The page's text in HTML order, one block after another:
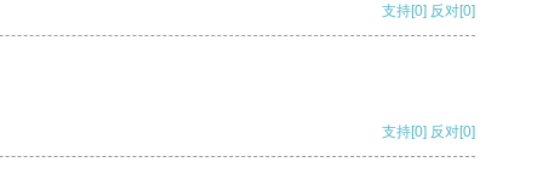
支持[0] 反对[0]
支持[0] 反对[0]